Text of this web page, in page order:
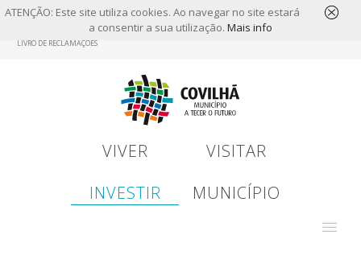
ATENÇÃO: Este site utiliza cookies. Ao navegar no site estará
a consentir a sua utilização. Mais info
LIVRO DE RECLAMAÇÕES
VIVER
VISITAR
INVESTIR
MUNICÍPIO